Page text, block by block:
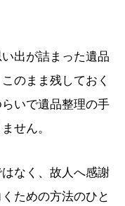
出が詰まった遺品
のまま残しておく
いで遺品整理の手
せん。
なく、故人へ感謝
ための方法のひと